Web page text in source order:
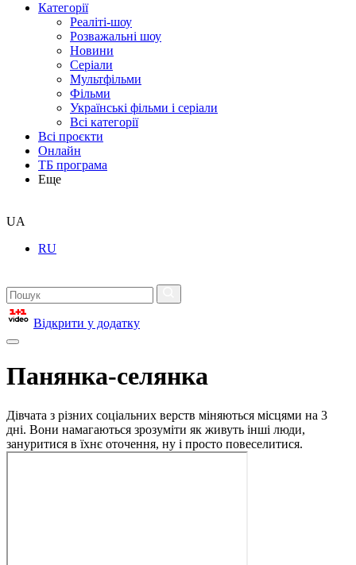
Категорії
Реаліті-шоу
Розважальні шоу
Новини
Серіали
Мультфільми
Фільми
Українські фільми і серіали
Всі категорії
Всі проєкти
Онлайн
ТБ програма
Еще
UA
RU
Відкрити у додатку
Панянка-селянка
Дівчата з різних соціальних верств міняються місцями на 3
дні. Вони намагаються зрозуміти як живуть інші люди,
зануритися в їхнє оточення, ну і просто повеселитися.